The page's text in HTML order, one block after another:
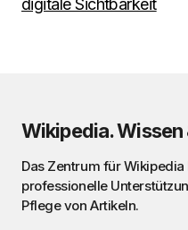
digitale Sichtbarkeit
Wikipedia.
Das Zentrum für
professionelle
Pflege von Artikeln.